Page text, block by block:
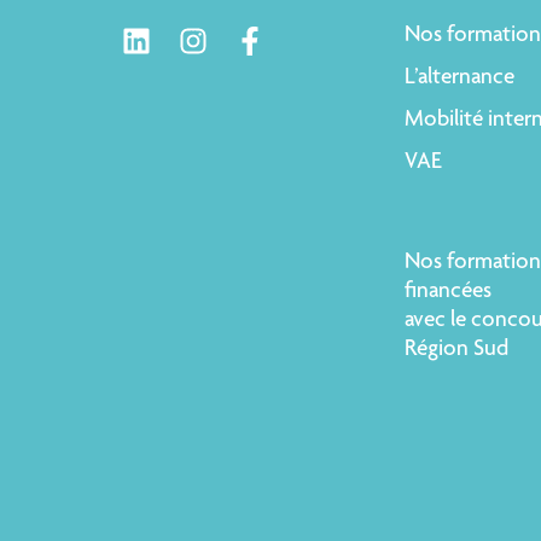
Nos
L’alternance
Mobilité
VAE
Nos
financées
avec le
Région Sud